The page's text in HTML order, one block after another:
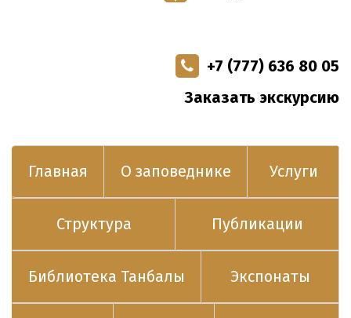
+7 (777) 636 80 05
Заказать экскурсию
Главная О заповеднике Услуги
Структура Публикации
Библиотека Танбалы Экспонаты